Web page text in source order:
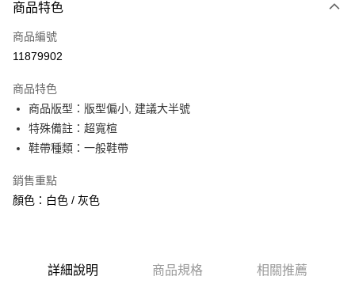
信用卡一次付款
信用卡分期付款
合作金庫商業銀行
華南商業銀行
上海商業儲蓄銀行
國泰世華商業銀行
匯豐（台灣）商業銀行
聯邦商業銀行
台灣樂天信用卡公司
超商取貨付款
LINE Pay
街口支付
AFTEE先享後付
商品特色
商品編號
11879902
商品特色
商品版型：版型偏小, 建議大半號
特殊備註：超寬楦
鞋帶種類：一般鞋帶
銷售重點
顏色：白色 / 灰色
詳細說明 商品規格 相關推薦